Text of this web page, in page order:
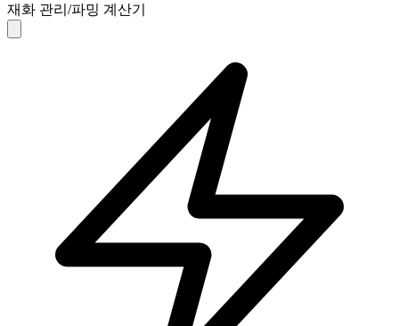
재화 관리/파밍 계산기